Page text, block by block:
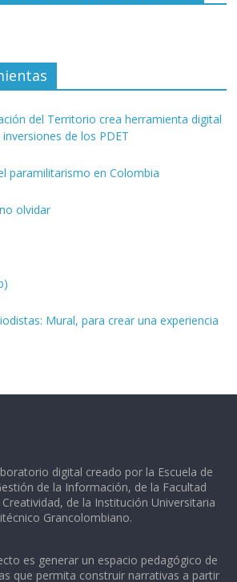
del Territorio crea herramienta digital
de los PDET
paramilitarismo en Colombia
olvidar
Mural, para crear una experiencia
digital creado por la Escuela de
de la Información, de la Facultad
de la Institución Universitaria
Grancolombiano.​
es generar un espacio pedagógico de
que permita construir narrativas a partir